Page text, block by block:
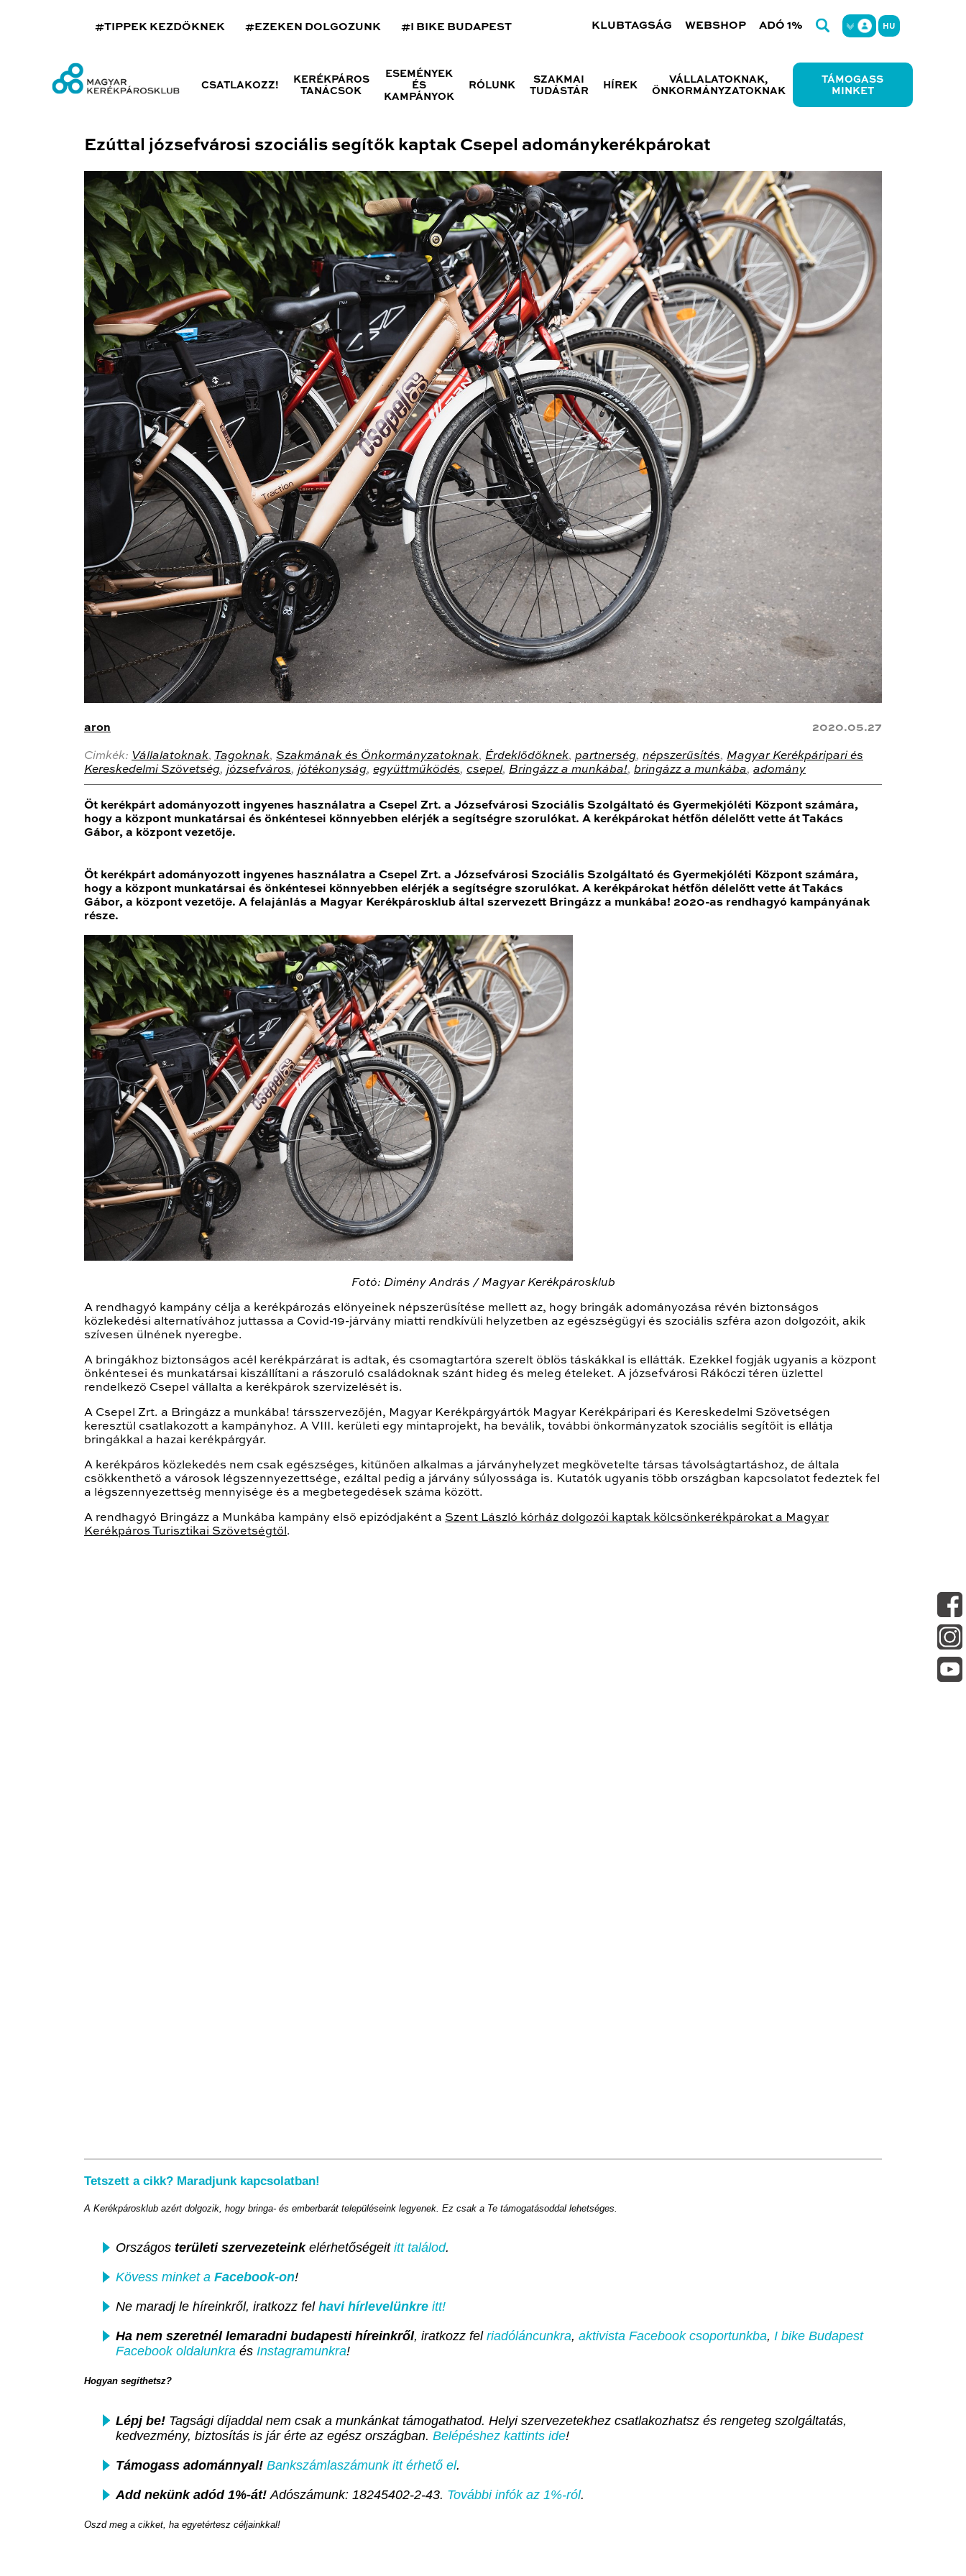
#TIPPEK KEZDŐKNEK #EZEKEN DOLGOZUNK #I BIKE BUDAPEST KLUBTAGSÁG WEBSHOP ADÓ 1% HU
CSATLAKOZZ!
KERÉKPÁROS
TANÁCSOK
ESEMÉNYEK
ÉS
KAMPÁNYOK
RÓLUNK
SZAKMAI
TUDÁSTÁR
HÍREK
VÁLLALATOKNAK,
ÖNKORMÁNYZATOKNAK
TÁMOGASS
MINKET
Ezúttal józsefvárosi szociális segítők kaptak Csepel adománykerékpárokat
aron 2020.05.27
Cimkék: Vállalatoknak, Tagoknak, Szakmának és Önkormányzatoknak, Érdeklődőknek, partnerség, népszerűsítés, Magyar Kerékpáripari és
Kereskedelmi Szövetség, józsefváros, jótékonyság, együttműködés, csepel, Bringázz a munkába!, bringázz a munkába, adomány
Öt kerékpárt adományozott ingyenes használatra a Csepel Zrt. a Józsefvárosi Szociális Szolgáltató és Gyermekjóléti Központ számára,
hogy a központ munkatársai és önkéntesei könnyebben elérjék a segítségre szorulókat. A kerékpárokat hétfőn délelőtt vette át Takács
Gábor, a központ vezetője.
Öt kerékpárt adományozott ingyenes használatra a Csepel Zrt. a Józsefvárosi Szociális Szolgáltató és Gyermekjóléti Központ számára,
hogy a központ munkatársai és önkéntesei könnyebben elérjék a segítségre szorulókat. A kerékpárokat hétfőn délelőtt vette át Takács
Gábor, a központ vezetője. A felajánlás a Magyar Kerékpárosklub által szervezett Bringázz a munkába! 2020-as rendhagyó kampányának
része.
Fotó: Dimény András / Magyar Kerékpárosklub
A rendhagyó kampány célja a kerékpározás előnyeinek népszerűsítése mellett az, hogy bringák adományozása révén biztonságos
közlekedési alternatívához juttassa a Covid-19-járvány miatti rendkívüli helyzetben az egészségügyi és szociális szféra azon dolgozóit, akik
szívesen ülnének nyeregbe.
A bringákhoz biztonságos acél kerékpárzárat is adtak, és csomagtartóra szerelt öblös táskákkal is ellátták. Ezekkel fogják ugyanis a központ
önkéntesei és munkatársai kiszállítani a rászoruló családoknak szánt hideg és meleg ételeket. A józsefvárosi Rákóczi téren üzlettel
rendelkező Csepel vállalta a kerékpárok szervizelését is.
A Csepel Zrt. a Bringázz a munkába! társszervezőjén, Magyar Kerékpárgyártók Magyar Kerékpáripari és Kereskedelmi Szövetségen
keresztül csatlakozott a kampányhoz. A VIII. kerületi egy mintaprojekt, ha beválik, további önkormányzatok szociális segítőit is ellátja
bringákkal a hazai kerékpárgyár.
A kerékpáros közlekedés nem csak egészséges, kitűnően alkalmas a járványhelyzet megkövetelte társas távolságtartáshoz, de általa
csökkenthető a városok légszennyezettsége, ezáltal pedig a járvány súlyossága is. Kutatók ugyanis több országban kapcsolatot fedeztek fel
a légszennyezettség mennyisége és a megbetegedések száma között.
A rendhagyó Bringázz a Munkába kampány első epizódjaként a Szent László kórház dolgozói kaptak kölcsönkerékpárokat a Magyar
Kerékpáros Turisztikai Szövetségtől .
Tetszett a cikk? Maradjunk kapcsolatban!
A Kerékpárosklub azért dolgozik, hogy bringa- és emberbarát településeink legyenek. Ez csak a Te támogatásoddal lehetséges.
Országos területi szervezeteinkelérhetőségeit itt találod.
Kövess minket a Facebook-on!
Ne maradj le híreinkről, iratkozz fel havi hírlevelünkre itt!
Ha nem szeretnél lemaradni budapesti híreinkről, iratkozz fel riadóláncunkra, aktivista Facebook csoportunkba, I bike Budapest
Facebook oldalunkra és Instagramunkra!
Hogyan segíthetsz?
Lépj be! Tagsági díjaddal nem csak a munkánkat támogathatod. Helyi szervezetekhez csatlakozhatsz és rengeteg szolgáltatás,
kedvezmény, biztosítás is jár érte az egész országban. Belépéshez kattints ide!
Támogass adománnyal! Bankszámlaszámunk itt érhető el.
Add nekünk adód 1%-át! Adószámunk: 18245402-2-43. További infók az 1%-ról.
Oszd meg a cikket, ha egyetértesz céljainkkal!